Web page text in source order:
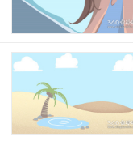
一的成绩取得了
也因此得到了更
搜指数的话题人
救》获得了第50